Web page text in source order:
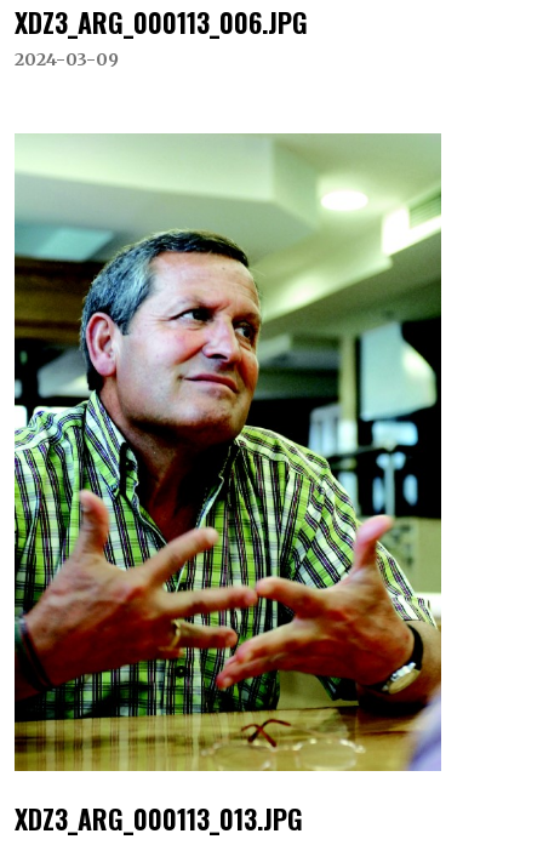
XDZ3_ARG_000113_006.JPG
2024-03-09
XDZ3_ARG_000113_013.JPG